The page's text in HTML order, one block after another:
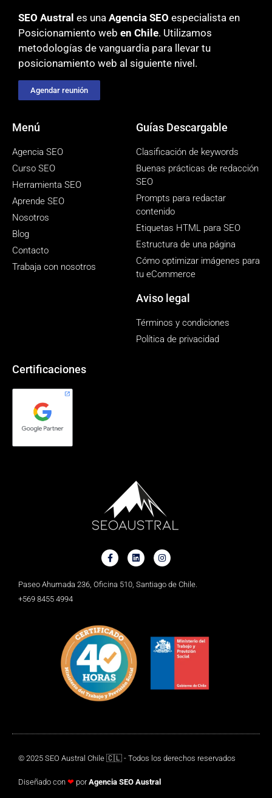
SEO Austral es una Agencia SEO especialista en
Posicionamiento web en Chile. Utilizamos
metodologías de vanguardia para llevar tu
posicionamiento web al siguiente nivel.
Agendar reunión
Menú
Agencia SEO
Curso SEO
Herramienta SEO
Aprende SEO
Nosotros
Blog
Contacto
Trabaja con nosotros
Guías Descargable
Clasificación de keywords
Buenas prácticas de redacción
SEO
Prompts para redactar
contenido
Etiquetas HTML para SEO
Estructura de una página
Cómo optimizar imágenes para
tu eCommerce
Aviso legal
Términos y condiciones
Política de privacidad
Certificaciones
Paseo Ahumada 236, Oficina 510, Santiago de Chile.
+569 8455 4994
© 2025 SEO Austral Chile 🇨🇱 - Todos los derechos reservados
Diseñado con ❤ porAgencia SEO Austral